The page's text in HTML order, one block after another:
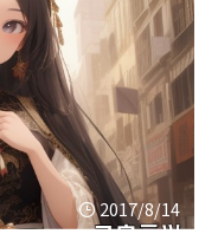
2017/8/14